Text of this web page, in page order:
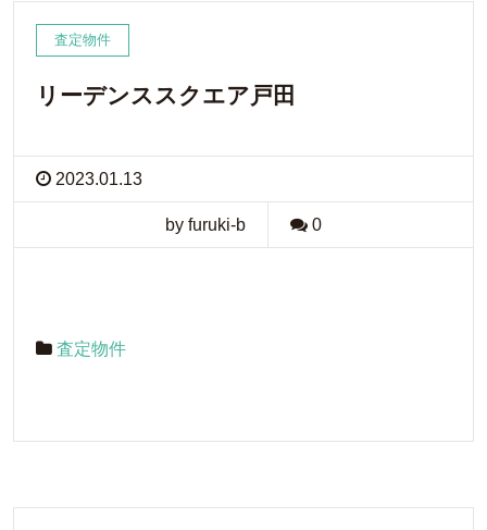
査定物件
リーデンススクエア戸田
2023.01.13
by furuki-b 0
査定物件